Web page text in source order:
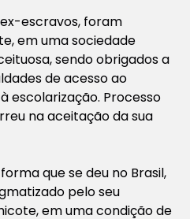
escravos, foram
em uma sociedade
sendo obrigados a
de acesso ao
escolarização. Processo
na aceitação da sua
que se deu no Brasil,
pelo seu
em uma condição de